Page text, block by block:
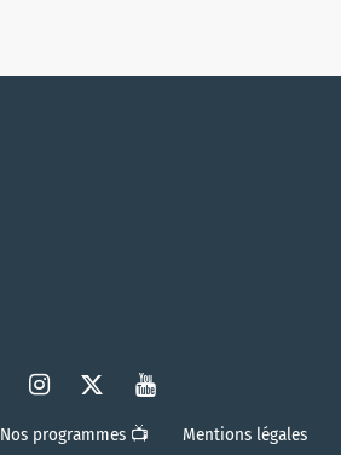
Nos programmes 📺
Mentions légales